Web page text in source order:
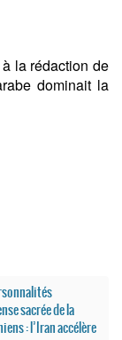
la rédaction de
dominait la
sacrée de la
: l’Iran accélère